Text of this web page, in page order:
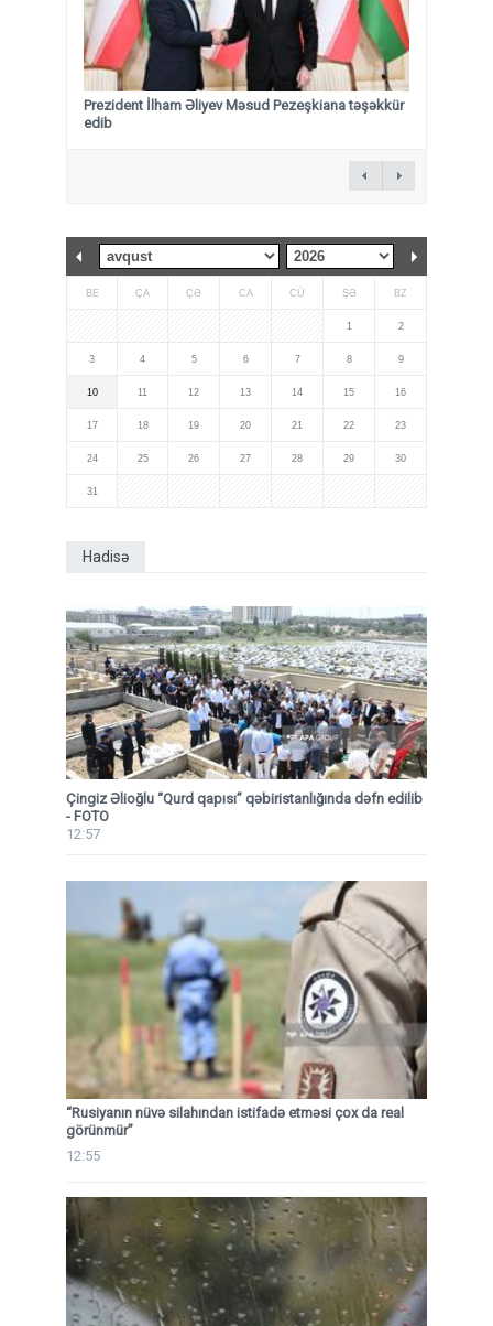
Prezident İlham Əliyev Məsud Pezeşkiana təşəkkür
edib
BE ÇA ÇƏ CA CÜ ŞƏ BZ
1 2
3 4 5 6 7 8 9
10 11 12 13 14 15 16
17 18 19 20 21 22 23
24 25 26 27 28 29 30
31
Hadisə
Çingiz Əlioğlu “Qurd qapısı” qəbiristanlığında dəfn edilib
- FOTO
12:57
“Rusiyanın nüvə silahından istifadə etməsi çox da real
görünmür”
12:55